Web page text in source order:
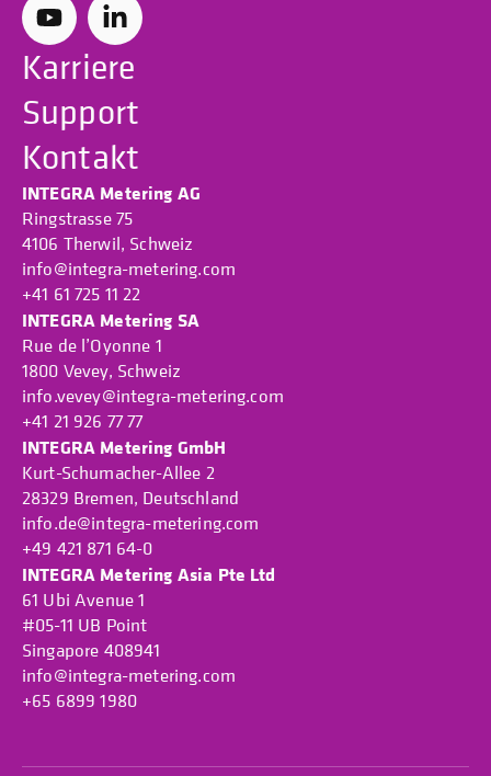
Karriere
Support
Kontakt
INTEGRA Metering AG
Ringstrasse 75
4106 Therwil, Schweiz
info@integra-metering.com
+41 61 725 11 22
INTEGRA Metering SA
Rue de l’Oyonne 1
1800 Vevey, Schweiz
info.vevey@integra-metering.com
+41 21 926 77 77
INTEGRA Metering GmbH
Kurt-Schumacher-Allee 2
28329 Bremen, Deutschland
info.de@integra-metering.com
+49 421 871 64-0
INTEGRA Metering Asia Pte Ltd
61 Ubi Avenue 1
#05-11 UB Point
Singapore 408941
info@integra-metering.com
+65 6899 1980